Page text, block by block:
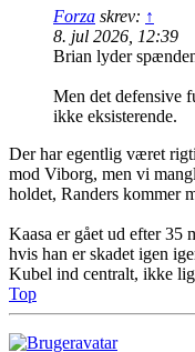
Forza skrev: ↑
8. jul 2026, 12:39
Brian lyder
Men det defensive
ikke eksisterende.
Der har egentlig været
mod Viborg, men vi
holdet, Randers kommer
Kaasa er gået ud efter
hvis han er skadet igen
Kubel ind centralt, ikke
Top